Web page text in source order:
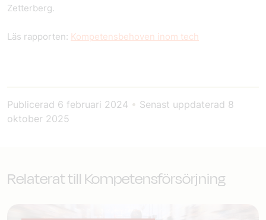
Zetterberg.
Läs rapporten: Kompetensbehoven inom tech
Publicerad 6 februari 2024 • Senast uppdaterad 8
oktober 2025
Relaterat till Kompetensförsörjning